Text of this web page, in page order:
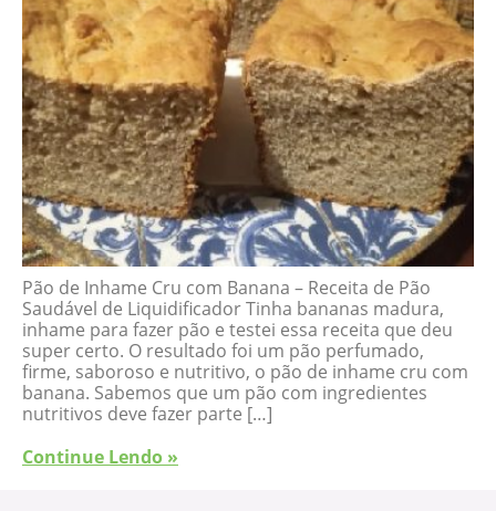
Pão de Inhame Cru com Banana – Receita de Pão
Saudável de Liquidificador Tinha bananas madura,
inhame para fazer pão e testei essa receita que deu
super certo. O resultado foi um pão perfumado,
firme, saboroso e nutritivo, o pão de inhame cru com
banana. Sabemos que um pão com ingredientes
nutritivos deve fazer parte […]
Continue Lendo »